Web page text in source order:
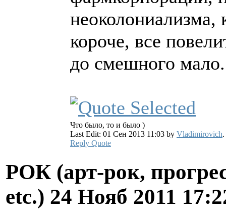
короче, все
до смешного мало.
Что было, то и было )
Last Edit: 01 Сен 2013 11:03 by Vladimirovich.
Reply Quote
РОК (арт-рок,
etc.) 24 Нояб 2011